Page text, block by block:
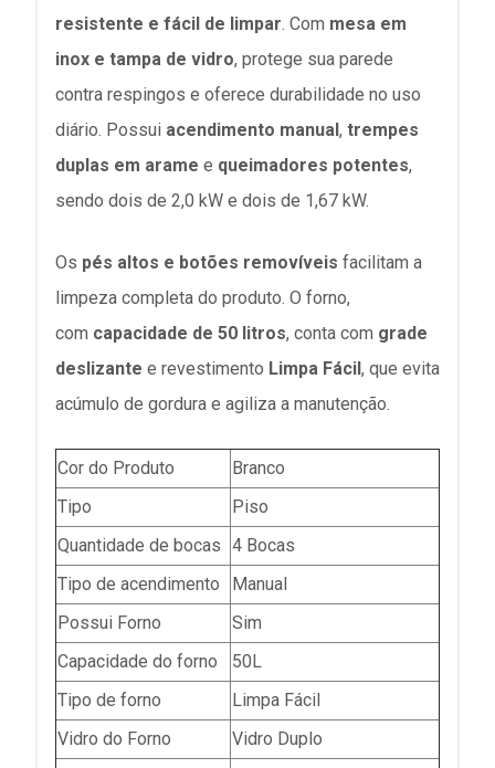
resistente e fácil de limpar. Com mesa em
inox e tampa de vidro, protege sua parede
contra respingos e oferece durabilidade no uso
diário. Possui acendimento manual, trempes
duplas em arame e queimadores potentes,
sendo dois de 2,0 kW e dois de 1,67 kW.
Os pés altos e botões removíveis facilitam a
limpeza completa do produto. O forno,
com capacidade de 50 litros, conta com grade
deslizante e revestimento Limpa Fácil, que evita
acúmulo de gordura e agiliza a manutenção.
Cor do Produto
Branco
Tipo
Piso
Quantidade de bocas 4 Bocas
Tipo de acendimento
Manual
Possui Forno
Sim
Capacidade do forno
50L
Tipo de forno
Limpa Fácil
Vidro do Forno
Vidro Duplo